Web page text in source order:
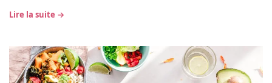
Lire la suite →